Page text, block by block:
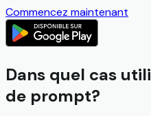
Commencez maintenant
Dans quel cas
de prompt?